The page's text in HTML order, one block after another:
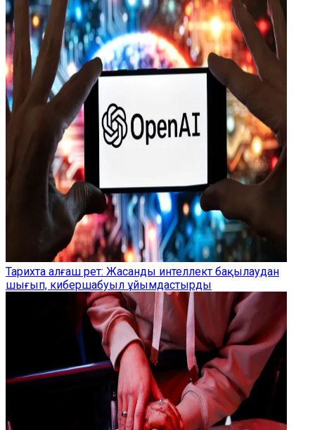
Тарихта алғаш рет: Жасанды интеллект бақылаудан
шығып, кибершабуыл ұйымдастырды